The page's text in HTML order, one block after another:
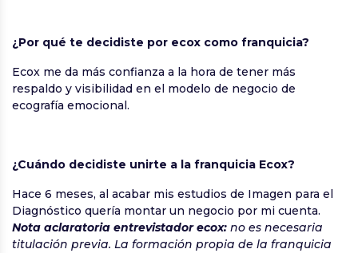
¿Por qué te decidiste por ecox como franquicia?
Ecox me da más confianza a la hora de tener más
respaldo y visibilidad en el modelo de negocio de
ecografía emocional.
¿Cuándo decidiste unirte a la franquicia Ecox?
Hace 6 meses, al acabar mis estudios de Imagen para el
Diagnóstico quería montar un negocio por mi cuenta.
Nota aclaratoria entrevistador ecox: no es necesaria
titulación previa. La formación propia de la franquicia